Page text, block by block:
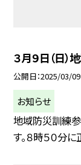
３月９日（日
公開日 2025/03/09
お知らせ
地域防災訓練
す。８時５０分